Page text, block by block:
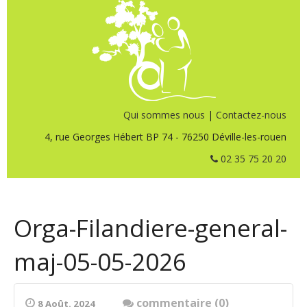
Qui sommes nous | Contactez-nous
4, rue Georges Hébert BP 74 - 76250 Déville-les-rouen
02 35 75 20 20
Orga-Filandiere-general-
maj-05-05-2026
8 Août. 2024
commentaire (0)